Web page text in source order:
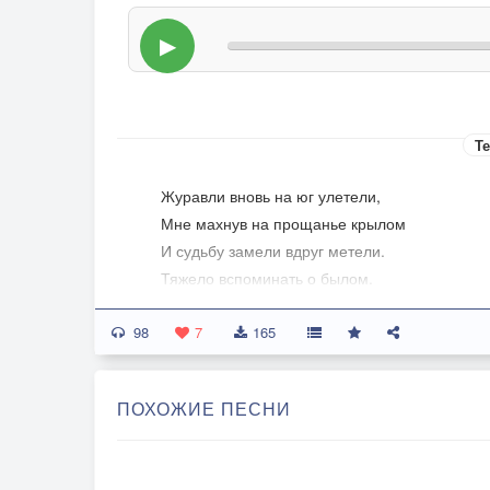
▶
Журавли вновь на юг улетели,
Мне махнув на прощанье крылом
И судьбу замели вдруг метели.
Тяжело вспоминать о былом.
Журавли, не тревожьте мне душу.
Может быть, это просто лишь бред?
И тебя вновь со мной рядом нет.
98 7 165
ПОХОЖИЕ ПЕСНИ